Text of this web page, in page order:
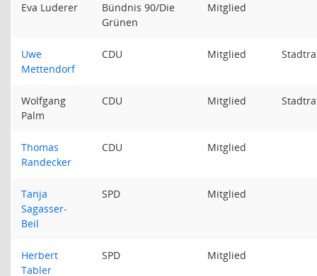
Eva Luderer
Bündnis 90/Die
Grünen
Mitglied
Uwe
Mettendorf
CDU Mitglied
Wolfgang
Palm
CDU Mitglied
Thomas
Randecker
CDU Mitglied
Tanja
Sagasser-
Beil
SPD Mitglied
Herbert
Tabler
SPD Mitglied